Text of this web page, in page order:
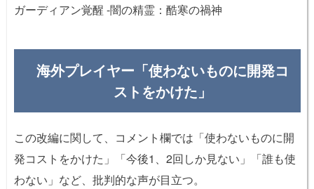
ガーディアン覚醒 -闇の精霊：酷寒の禍神
海外プレイヤー「使わないものに開発コ
ストをかけた」
この改編に関して、コメント欄では「使わないものに開
発コストをかけた」「今後1、2回しか見ない」「誰も使
わない」など、批判的な声が目立つ。